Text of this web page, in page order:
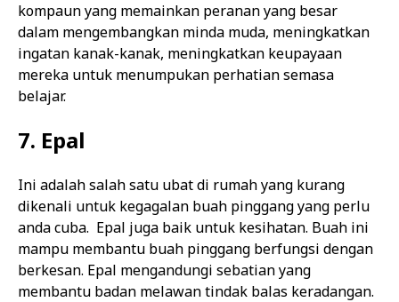
kompaun yang memainkan peranan yang besar
dalam mengembangkan minda muda, meningkatkan
ingatan kanak-kanak, meningkatkan keupayaan
mereka untuk menumpukan perhatian semasa
belajar.
7. Epal
Ini adalah salah satu ubat di rumah yang kurang
dikenali untuk kegagalan buah pinggang yang perlu
anda cuba. Epal juga baik untuk kesihatan. Buah ini
mampu membantu buah pinggang berfungsi dengan
berkesan. Epal mengandungi sebatian yang
membantu badan melawan tindak balas keradangan.